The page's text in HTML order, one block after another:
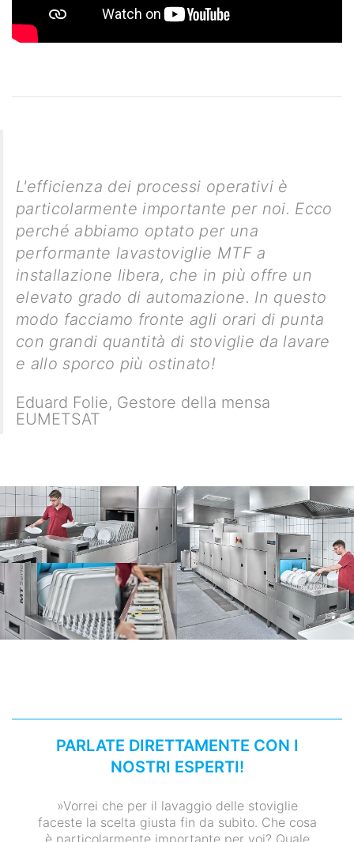
L'efficienza dei processi operativi è
particolarmente importante per noi. Ecco
perché abbiamo optato per una
performante lavastoviglie MTF a
installazione libera, che in più offre un
elevato grado di automazione. In questo
modo facciamo fronte agli orari di punta
con grandi quantità di stoviglie da lavare
e allo sporco più ostinato!
Eduard Folie, Gestore della mensa
EUMETSAT
PARLATE DIRETTAMENTE CON I
NOSTRI ESPERTI!
»Vorrei che per il lavaggio delle stoviglie
faceste la scelta giusta fin da subito. Che cosa
è particolarmente importante per voi? Quale